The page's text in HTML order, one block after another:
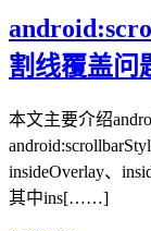
割线覆盖问
本文主要介绍
insideOverlay、
其中ins[……]